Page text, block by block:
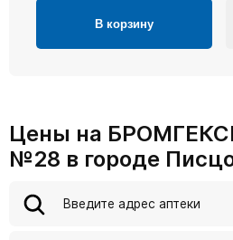
В корзину
Цены на
№28 в городе